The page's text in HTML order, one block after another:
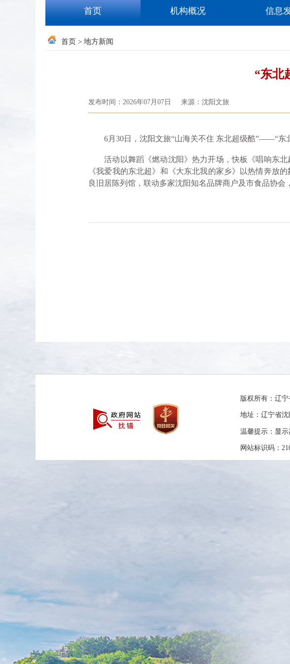
首页 机构概况 信息
首页 > 地方新闻
“东北
发布时间：2026年07月07日 来源：沈阳文旅
6月30日，沈阳文旅“山海关不住 东北超级酷”——“东北
活动以舞蹈《燃动沈阳》热力开场，快板《唱响东北
《我爱我的东北超》和《大东北我的家乡》以热情奔放
良旧居陈列馆，联动多家沈阳知名品牌商户及市食品协会
版权所有：辽
地址：辽宁省沈
温馨提示：显
网站标识码：